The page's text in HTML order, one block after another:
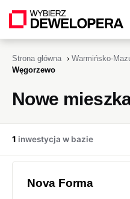
Strona główna › Warmińsko-
Węgorzewo
Nowe
1 inwestycja w bazie
Nova Forma